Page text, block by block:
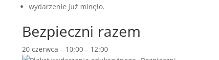
wydarzenie już minęło.
Bezpieczni razem
20 czerwca – 10:00 – 12:00